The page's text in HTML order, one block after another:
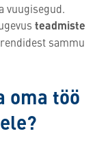
vuugisegud.
teadmiste
sammu
oma töö